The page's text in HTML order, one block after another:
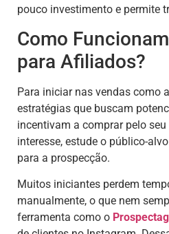
pouco investimento e permite
Como
para Afiliados?
Para iniciar nas vendas como
estratégias que buscam
incentivam a comprar pelo
interesse, estude o público-
para a prospecção.
Muitos iniciantes perdem
manualmente, o que nem
ferramenta como o